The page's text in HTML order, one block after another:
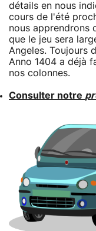
détails en nous
cours de l'été
nous apprendrons
que le jeu sera
Angeles. Toujours
Anno 1404 a déjà
nos colonnes.
Consulter notre